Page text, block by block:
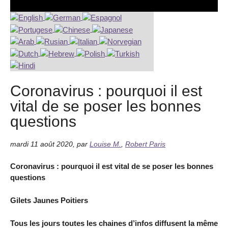
Coronavirus : pourquoi il est
vital de se poser les bonnes
questions
mardi 11 août 2020 par Louise M. Robert Paris
Coronavirus : pourquoi il est vital de se poser les bonnes
questions
Gilets Jaunes Poitiers
Tous les jours toutes les chaines d’infos diffusent la même